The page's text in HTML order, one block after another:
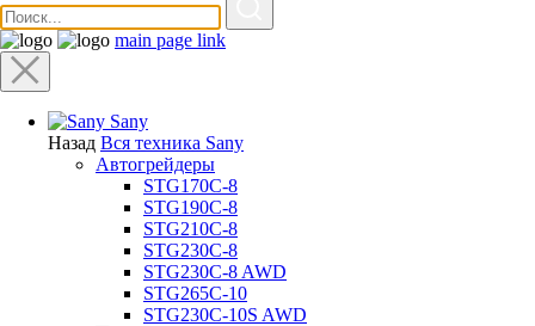
main page link
Sany
Назад Вся техника Sany
Автогрейдеры
STG170C-8
STG190C-8
STG210C-8
STG230C-8
STG230C-8 AWD
STG265C-10
STG230C-10S AWD